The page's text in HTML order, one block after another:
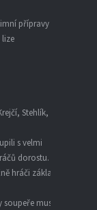
přípravy proti
Stehlík,
s velmi
dorostu.
hráči základní
musím